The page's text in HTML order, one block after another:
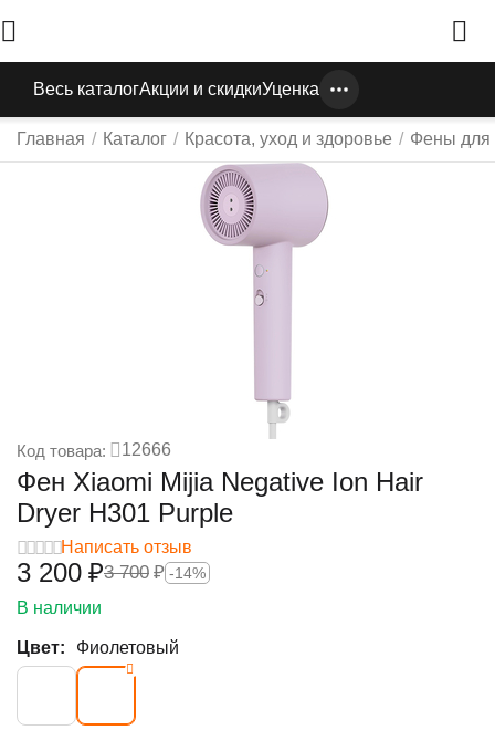
Весь каталогАкции и скидкиУценка
Главная / Каталог / Красота, уход и здоровье / Фены для
Код товара: 12666
Фен Xiaomi Mijia Negative Ion Hair
Dryer H301 Purple
Написать отзыв
3 200 ₽3 700 ₽ -14%
В наличии
Цвет: Фиолетовый